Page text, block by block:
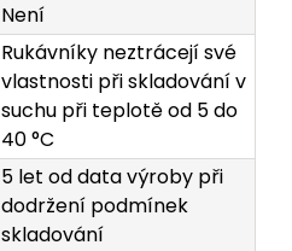
Není
Rukávníky neztrácejí své
vlastnosti při skladování v
suchu při teplotě od 5 do
40 °C
5 let od data výroby při
dodržení podmínek
skladování